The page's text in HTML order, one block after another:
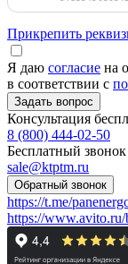
Прикрепить
Я даю согласие на
в соответствии с
Консультация
8 (800) 444-02-50
Бесплатный
sale@ktptm.ru
https://t.me/
https://www.avito.ru/